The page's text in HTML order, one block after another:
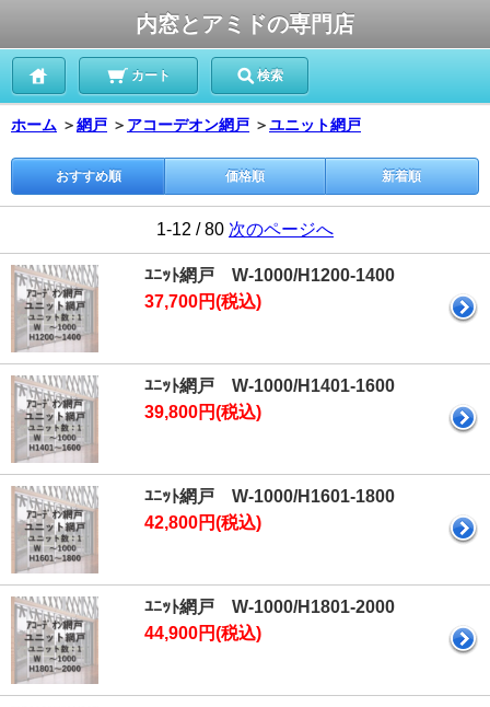
内窓とアミドの専門店
カート 検索
ホーム ＞網戸 ＞ アコーデオン網戸 ＞ユニット網戸
おすすめ順 価格順 新着順
1-12 / 80 次のページへ
ﾕﾆｯﾄ網戸 W-1000/H1200-1400
37,700円(税込)
ﾕﾆｯﾄ網戸 W-1000/H1401-1600
39,800円(税込)
ﾕﾆｯﾄ網戸 W-1000/H1601-1800
42,800円(税込)
ﾕﾆｯﾄ網戸 W-1000/H1801-2000
44,900円(税込)